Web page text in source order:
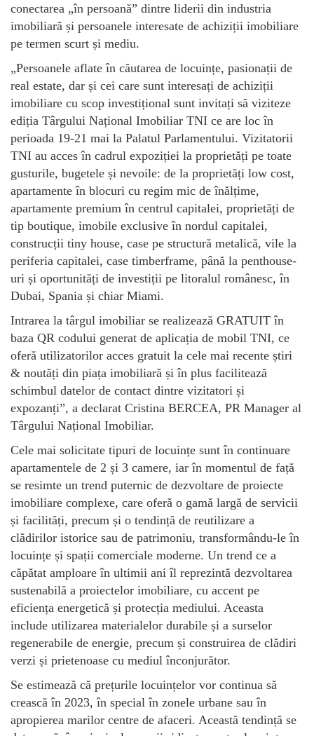
conectarea „în persoană” dintre liderii din industria
imobiliară și persoanele interesate de achiziții imobiliare
pe termen scurt și mediu.
„Persoanele aflate în căutarea de locuințe, pasionații de
real estate, dar și cei care sunt interesați de achiziții
imobiliare cu scop investițional sunt invitați să viziteze
ediția Târgului Național Imobiliar TNI ce are loc în
perioada 19-21 mai la Palatul Parlamentului. Vizitatorii
TNI au acces în cadrul expoziției la proprietăți pe toate
gusturile, bugetele și nevoile: de la proprietăți low cost,
apartamente în blocuri cu regim mic de înălțime,
apartamente premium în centrul capitalei, proprietăți de
tip boutique, imobile exclusive în nordul capitalei,
construcții tiny house, case pe structură metalică, vile la
periferia capitalei, case timberframe, până la penthouse-
uri și oportunități de investiții pe litoralul românesc, în
Dubai, Spania și chiar Miami.
Intrarea la târgul imobiliar se realizează GRATUIT în
baza QR codului generat de aplicația de mobil TNI, ce
oferă utilizatorilor acces gratuit la cele mai recente știri
& noutăți din piața imobiliară și în plus facilitează
schimbul datelor de contact dintre vizitatori și
expozanți”, a declarat Cristina BERCEA, PR Manager al
Târgului Național Imobiliar.
Cele mai solicitate tipuri de locuințe sunt în continuare
apartamentele de 2 și 3 camere, iar în momentul de față
se resimte un trend puternic de dezvoltare de proiecte
imobiliare complexe, care oferă o gamă largă de servicii
și facilități, precum și o tendință de reutilizare a
clădirilor istorice sau de patrimoniu, transformându-le în
locuințe și spații comerciale moderne. Un trend ce a
căpătat amploare în ultimii ani îl reprezintă dezvoltarea
sustenabilă a proiectelor imobiliare, cu accent pe
eficiența energetică și protecția mediului. Aceasta
include utilizarea materialelor durabile și a surselor
regenerabile de energie, precum și construirea de clădiri
verzi și prietenoase cu mediul înconjurător.
Se estimează că prețurile locuințelor vor continua să
crească în 2023, în special în zonele urbane sau în
apropierea marilor centre de afaceri. Această tendință se